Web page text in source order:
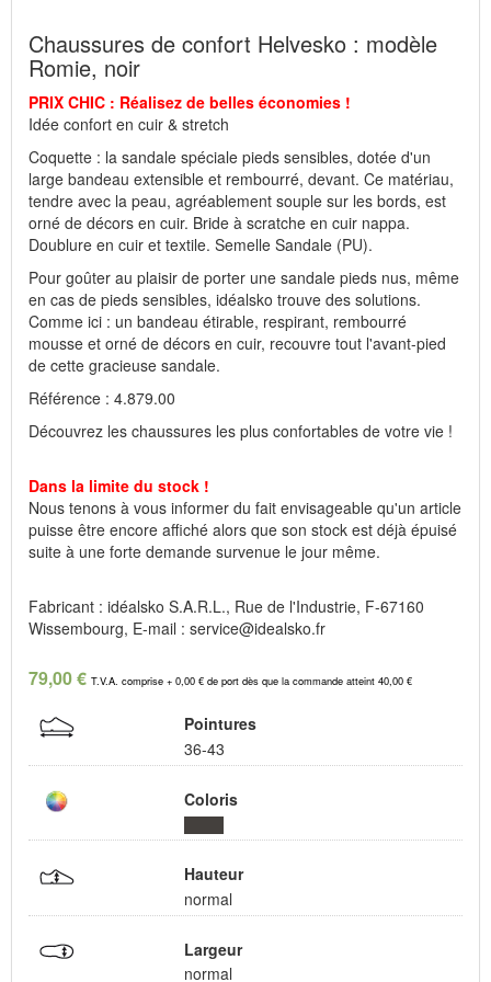
Fabricant : idéalsko S.A.R.L., Rue de l'Industrie, F-67160
Chaussures de confort Helvesko : modèle
Romie, noir
PRIX CHIC : Réalisez de belles économies !
Idée confort en cuir & stretch
Coquette : la sandale spéciale pieds sensibles, dotée d'un
large bandeau extensible et rembourré, devant. Ce matériau,
tendre avec la peau, agréablement souple sur les bords, est
orné de décors en cuir. Bride à scratche en cuir nappa.
Doublure en cuir et textile. Semelle Sandale (PU).
Pour goûter au plaisir de porter une sandale pieds nus, même
en cas de pieds sensibles, idéalsko trouve des solutions.
Comme ici : un bandeau étirable, respirant, rembourré
mousse et orné de décors en cuir, recouvre tout l'avant-pied
de cette gracieuse sandale.
Référence : 4.879.00
Découvrez les chaussures les plus confortables de votre vie !
Dans la limite du stock !
Nous tenons à vous informer du fait envisageable qu'un article
puisse être encore affiché alors que son stock est déjà épuisé
suite à une forte demande survenue le jour même.
Fabricant : idéalsko S.A.R.L., Rue de l'Industrie, F-67160
Wissembourg, E-mail : service@idealsko.fr
79,00 € T.V.A. comprise + 0,00 € de port dès que la commande atteint 40,00 €
Pointures
36-43
Coloris
Hauteur
normal
Largeur
normal